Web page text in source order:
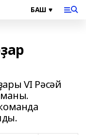
VI Рәсәй